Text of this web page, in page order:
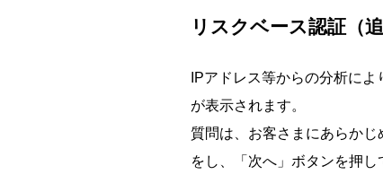
リスクベース認証（
IPアドレス等からの分析に
が表示されます。
質問は、お客さまにあらか
をし、「次へ」ボタンを押し